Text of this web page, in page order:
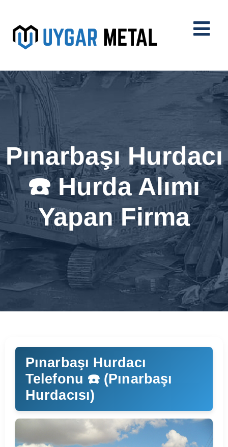
Pınarbaşı Hurdacı
☎️ Hurda Alımı
Yapan Firma
Pınarbaşı Hurdacı
Telefonu ☎️ (Pınarbaşı
Hurdacısı)